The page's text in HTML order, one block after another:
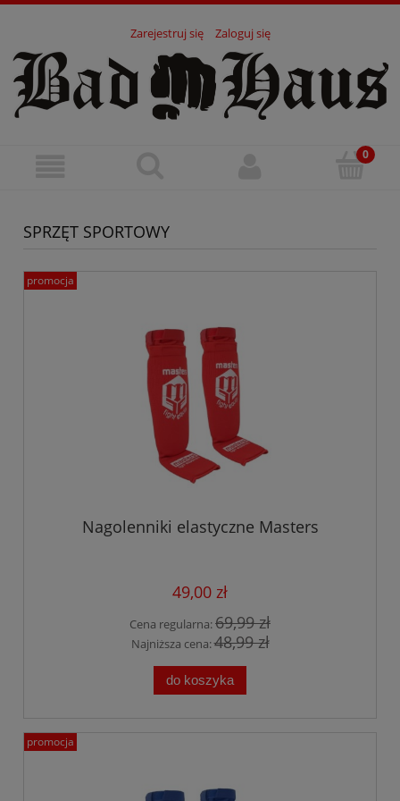
Zarejestruj się Zaloguj się
SPRZĘT SPORTOWY
Nagolenniki elastyczne Masters
49,00 zł
Cena regularna:69,99 zł
Najniższa cena:48,99 zł
do koszyka
promocja
promocja